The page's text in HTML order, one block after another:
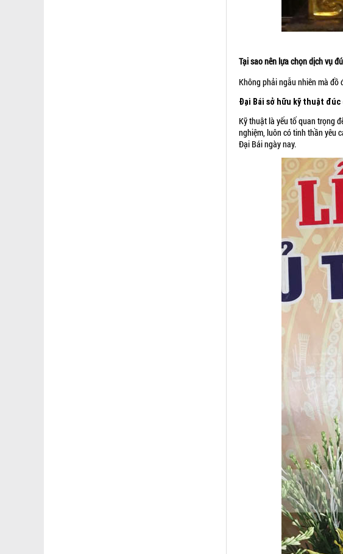
Tại sao nên lựa chọn dịch vụ
Không phải ngẫu nhiên mà
Đại Bái sở hữu kỹ thuật
Kỹ thuật là yếu tố quan trọng
nghiệm, luôn có tinh thần yêu
Đại Bái ngày nay.